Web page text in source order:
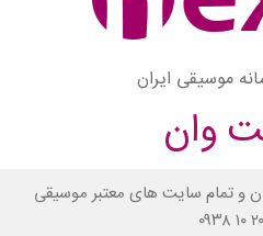
موسیقی ایران
وان
تمام سایت های معتبر موسیقی
۲۰ ۶۹۲